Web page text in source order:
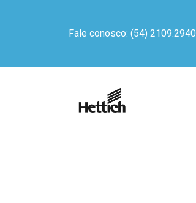
Fale conosco: (54) 2109.2940